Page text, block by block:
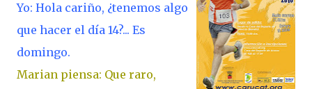
Yo: Hola cariño, ¿tenemos algo
que hacer el día 14?... Es
domingo.
Marian piensa: Que raro,